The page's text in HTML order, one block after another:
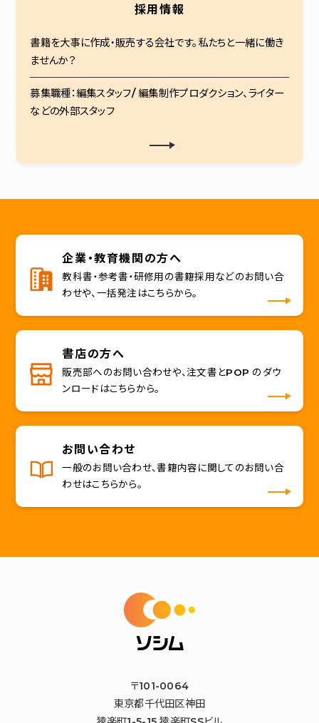
採用情報
書籍を大事に作成・販売する会社です。私たちと一緒に働き
ませんか？
募集職種：編集スタッフ/ 編集制作プロダクション、ライター
などの外部スタッフ
企業・教育機関の方へ
教科書・参考書・研修用の書籍採用などのお問い合
わせや、一括発注はこちらから。
書店の方へ
販売部へのお問い合わせや、注文書とPOP のダウ
ンロードはこちらから。
お問い合わせ
一般のお問い合わせ、書籍内容に関してのお問い合
わせはこちらから。
〒101-0064
東京都千代田区神田